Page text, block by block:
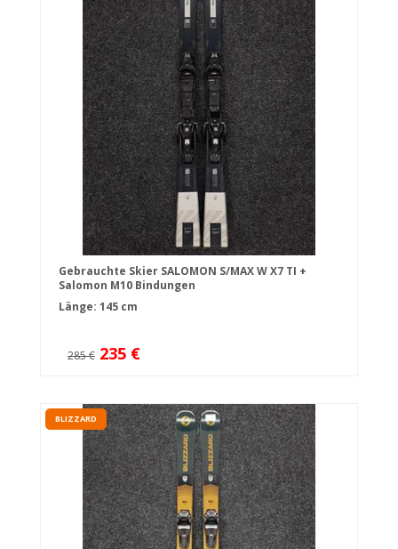
Gebrauchte Skier SALOMON S/MAX W X7 TI +
Salomon M10 Bindungen
Länge: 145 cm
285 € 235 €
BLIZZARD